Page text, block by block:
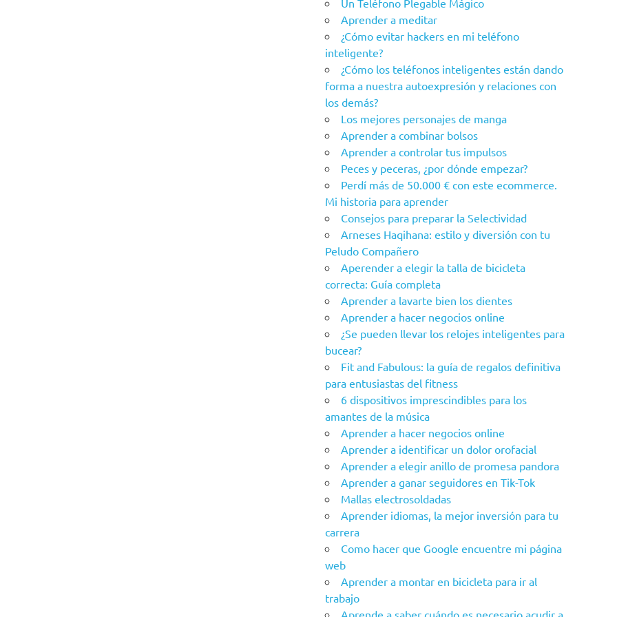
Aprender a meditar
¿Cómo evitar hackers en mi teléfono
inteligente?
¿Cómo los teléfonos inteligentes están dando
forma a nuestra autoexpresión y relaciones con
los demás?
Los mejores personajes de manga
Aprender a combinar bolsos
Aprender a controlar tus impulsos
Peces y peceras, ¿por dónde empezar?
Perdí más de 50.000 € con este ecommerce.
Mi historia para aprender
Consejos para preparar la Selectividad
Arneses Haqihana: estilo y diversión con tu
Peludo Compañero
Aperender a elegir la talla de bicicleta
correcta: Guía completa
Aprender a lavarte bien los dientes
Aprender a hacer negocios online
¿Se pueden llevar los relojes inteligentes para
bucear?
Fit and Fabulous: la guía de regalos definitiva
para entusiastas del fitness
6 dispositivos imprescindibles para los
amantes de la música
Aprender a hacer negocios online
Aprender a identificar un dolor orofacial
Aprender a elegir anillo de promesa pandora
Aprender a ganar seguidores en Tik-Tok
Mallas electrosoldadas
Aprender idiomas, la mejor inversión para tu
carrera
Como hacer que Google encuentre mi página
web
Aprender a montar en bicicleta para ir al
trabajo
Aprende a saber cuándo es necesario acudir a